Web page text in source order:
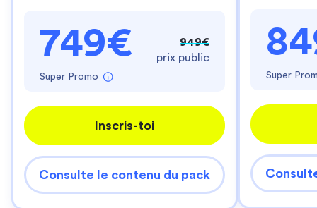
749€
Super Promo
949€
prix public
Inscris-toi
Consulte le contenu du pack
Super